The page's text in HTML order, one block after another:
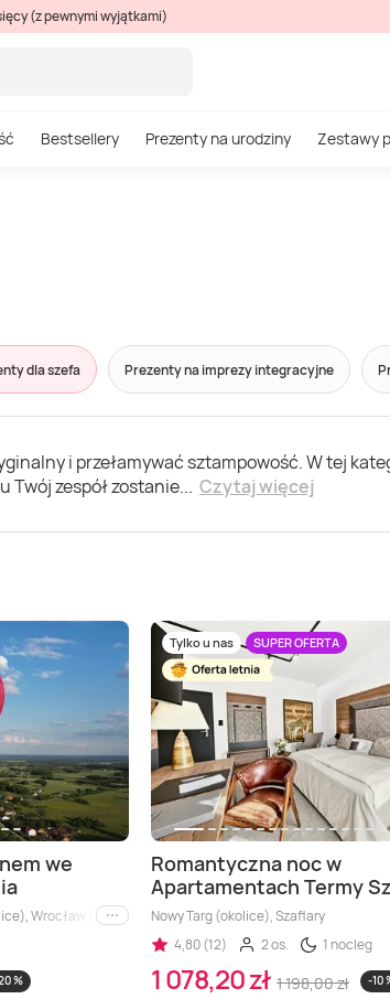
(z pewnymi wyjątkami)
Bestsellery Prezenty na urodziny Zestawy
dla szefa Prezenty na imprezy integracyjne
i przełamywać sztampowość. W tej
Twój zespół zostanie... Czytaj więcej
we
Wrocław (okolice), Białystok (okolice), Leszno (okolice),
i inne
%
Tylko u nas SUPER OFERTA
Romantyczna noc w
Apartamentach Termy
Nowy Targ (okolice), Szaflary
4,80 (12)
2 os. 1 nocleg
1 078,20 zł 1 198,00 zł
-10